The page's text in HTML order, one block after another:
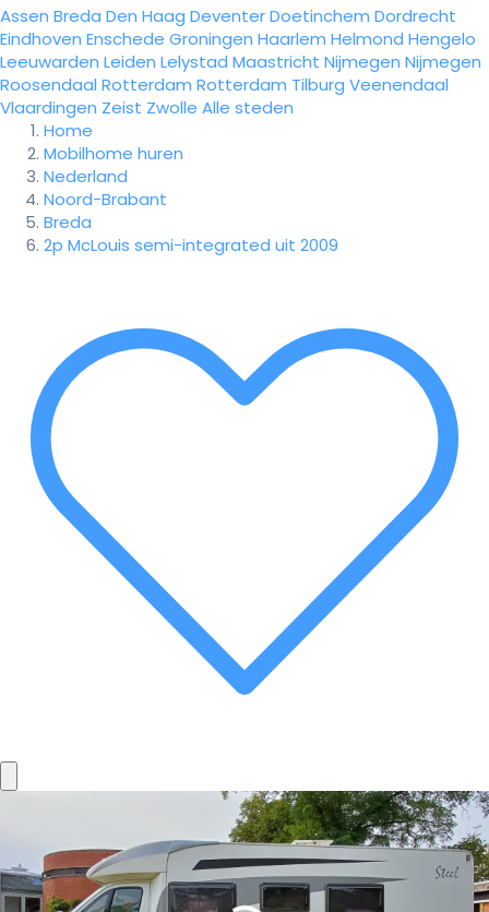
Assen Breda Den Haag DeventerDoetinchem Dordrecht
Eindhoven Enschede Groningen Haarlem Helmond Hengelo
Leeuwarden Leiden Lelystad Maastricht Nijmegen Nijmegen
Roosendaal Rotterdam Rotterdam Tilburg Veenendaal
Vlaardingen Zeist Zwolle Alle steden
Home
Mobilhome huren
Nederland
Noord-Brabant
Breda
2p McLouis semi-integrated uit 2009